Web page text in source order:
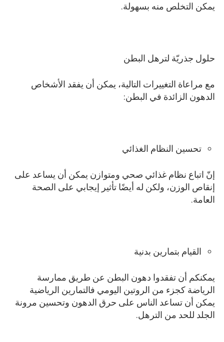
يمكن التخلص منه بسهولة.
حلول جذريّة لترهل البطن
مع مراعاة التغييرات التالية، يمكن أن يفقد الأشخاص
الدهون الزائدة في البطن:
تحسين النظام الغذائي
إنّ اتباع نظام غذائي صحي ومتوازن يمكن أن يساعد على
إنقاص الوزن، ولكن له أيضًا تأثير إيجابي على الصحة
العامة.
القيام بتمارين بدنية
يمكنكم أن تفقدوا دهون البطن عن طريق ممارسة
الرياضة كجزء من الروتين اليومي فالتمارين الرياضية
يمكن أن تساعد الناس على حرق الدهون وتحسين مرونة
الجلد للحد من الترهل.